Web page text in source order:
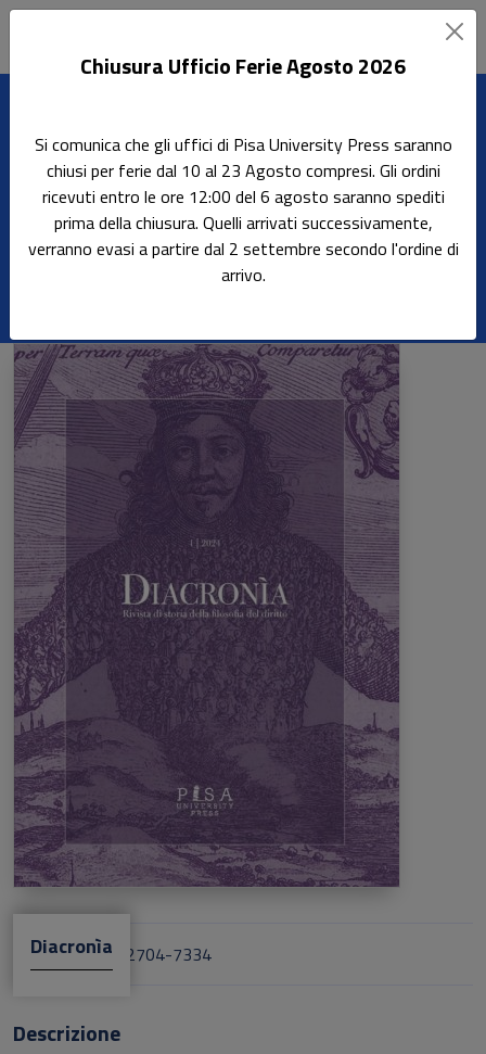
Diacronìa
Rivista di storia della filosofia del diritto
ISSN Cartaceo: 2704-7334
Descrizione
Diacronìa
Chiusura Ufficio Ferie Agosto 2026
Si comunica che gli uffici di Pisa University Press saranno
chiusi per ferie dal 10 al 23 Agosto compresi. Gli ordini
ricevuti entro le ore 12:00 del 6 agosto saranno spediti
prima della chiusura. Quelli arrivati successivamente,
verranno evasi a partire dal 2 settembre secondo l'ordine di
arrivo.